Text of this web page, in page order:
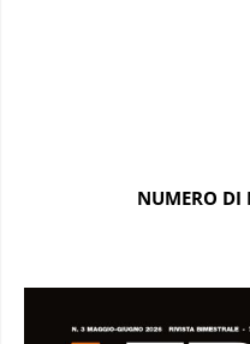
NUMERO DI